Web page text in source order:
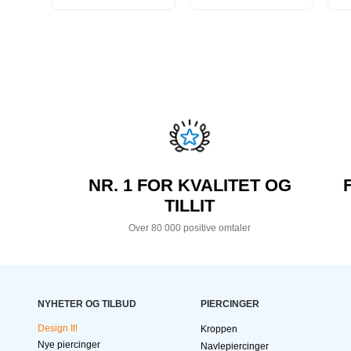
NR. 1 FOR KVALITET OG
TILLIT
Over 80 000 positive omtaler
NYHETER OG TILBUD
Design It!
Nye piercinger
PIERCINGER
Kroppen
Navlepiercinger